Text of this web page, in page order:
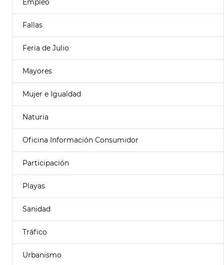
Fallas
Feria de Julio
Mayores
Mujer e Igualdad
Naturia
Oficina Información Consumidor
Participación
Playas
Sanidad
Tráfico
Urbanismo